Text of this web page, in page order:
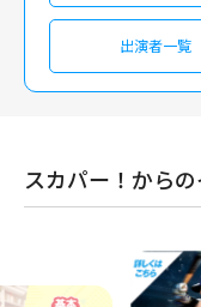
出演者一覧
スカパー！から